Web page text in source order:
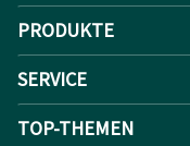
PRODUKTE
SERVICE
TOP-THEMEN